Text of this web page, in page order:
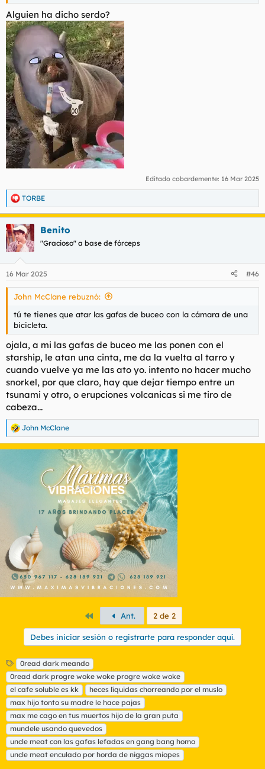
Alguien ha dicho serdo?
Editado cobardemente: 16 Mar 2025
R
e
a
c
c
i
e
s
TORBE
Benito
"Gracioso" a base de fórceps
16 Mar 2025 #46
John McClane rebuznó:
tú te tienes que atar las gafas de buceo con la cámara de una
bicicleta.
ojala, a mi las gafas de buceo me las ponen con el
starship, le atan una cinta, me da la vuelta al tarro y
cuando vuelve ya me las ato yo. intento no hacer mucho
snorkel, por que claro, hay que dejar tiempo entre un
tsunami y otro, o erupciones volcanicas si me tiro de
cabeza...
R
e
a
John McClane
PrimeroAnt. 2 de 2
Debes iniciar sesión o registrarte para responder aquí.
E
t
i
q
u
e
t
a
s
0read dark meando
0read dark progre woke woke progre woke woke
el cafe soluble es kk
heces líquidas chorreando por el muslo
max hijo tonto su madre le hace pajas
max me cago en tus muertos hijo de la gran puta
mundele usando quevedos
uncle meat con las gafas lefadas en gang bang homo
uncle meat enculado por horda de niggas miopes